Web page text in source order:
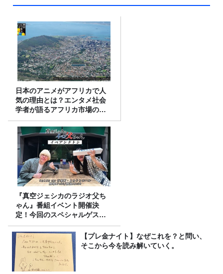
日本のアニメがアフリカで人
気の理由とは？エンタメ社会
学者が語るアフリカ市場のリ
アル
『真空ジェシカのラジオ父ち
ゃん』番組イベント開催決
定！今回のスペシャルゲスト
は、タカアンドトシ！
【プレ金ナイト】なぜこれを？と問い、
そこから今を読み解いていく。